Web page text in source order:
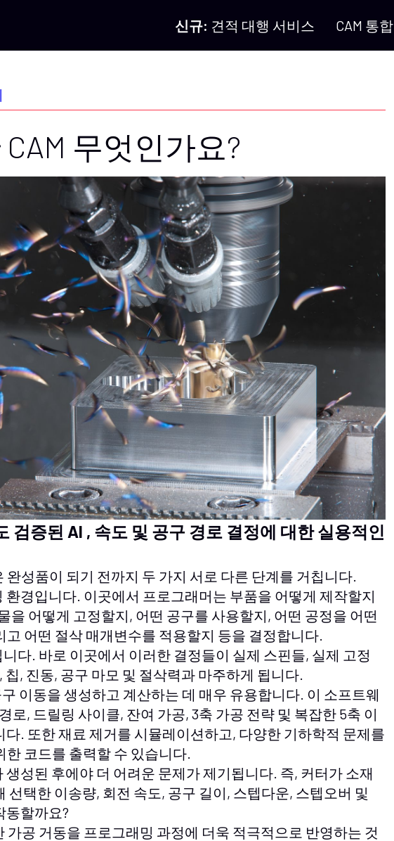
신규: 견적 대행 서비스 CAM 통합
무엇인가요?
검증된 AI , 속도 및 공구 경로 결정에 대한 실용적인
완성품이 되기 전까지 두 가지 서로 다른 단계를 거칩니다.
환경입니다. 이곳에서 프로그래머는 부품을 어떻게 제작할지
을 어떻게 고정할지, 어떤 공구를 사용할지, 어떤 공정을 어떤
고 어떤 절삭 매개변수를 적용할지 등을 결정합니다.
다. 바로 이곳에서 이러한 결정들이 실제 스핀들, 실제 고정
칩, 진동, 공구 마모 및 절삭력과 마주하게 됩니다.
이동을 생성하고 계산하는 데 매우 유용합니다. 이 소프트웨
로, 드릴링 사이클, 잔여 가공, 3축 가공 전략 및 복잡한 5축 이
다. 또한 재료 제거를 시뮬레이션하고, 다양한 기하학적 문제를
한 코드를 출력할 수 있습니다.
생성된 후에야 더 어려운 문제가 제기됩니다. 즉, 커터가 소재
선택한 이송량, 회전 속도, 공구 길이, 스텝다운, 스텝오버 및
동할까요?
가공 거동을 프로그래밍 과정에 더욱 적극적으로 반영하는 것